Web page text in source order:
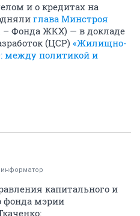
и о кредитах на
глава Минстроя
– Фонда ЖКХ) — в докладе
(ЦСР) «Жилищно-
между политикой и
капитального и
фонда мэрии